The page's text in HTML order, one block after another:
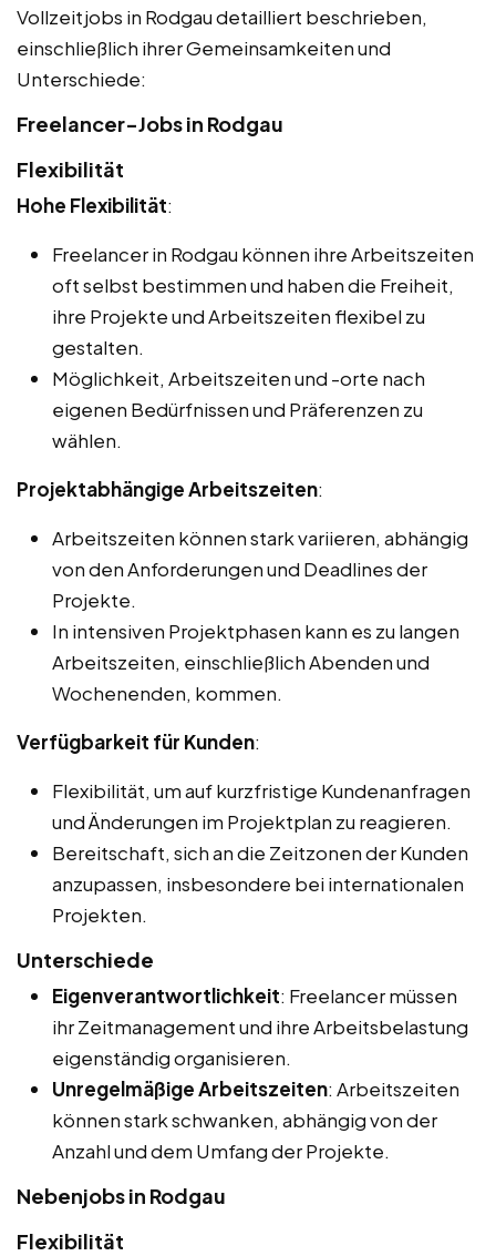
Vollzeitjobs in Rodgau detailliert beschrieben,
einschließlich ihrer Gemeinsamkeiten und
Unterschiede:
Freelancer-Jobs in Rodgau
Flexibilität
Hohe Flexibilität:
Freelancer in Rodgau können ihre Arbeitszeiten
oft selbst bestimmen und haben die Freiheit,
ihre Projekte und Arbeitszeiten flexibel zu
gestalten.
Möglichkeit, Arbeitszeiten und -orte nach
eigenen Bedürfnissen und Präferenzen zu
wählen.
Projektabhängige Arbeitszeiten:
Arbeitszeiten können stark variieren, abhängig
von den Anforderungen und Deadlines der
Projekte.
In intensiven Projektphasen kann es zu langen
Arbeitszeiten, einschließlich Abenden und
Wochenenden, kommen.
Verfügbarkeit für Kunden:
Flexibilität, um auf kurzfristige Kundenanfragen
und Änderungen im Projektplan zu reagieren.
Bereitschaft, sich an die Zeitzonen der Kunden
anzupassen, insbesondere bei internationalen
Projekten.
Unterschiede
Eigenverantwortlichkeit: Freelancer müssen
ihr Zeitmanagement und ihre Arbeitsbelastung
eigenständig organisieren.
Unregelmäßige Arbeitszeiten: Arbeitszeiten
können stark schwanken, abhängig von der
Anzahl und dem Umfang der Projekte.
Nebenjobs in Rodgau
Flexibilität